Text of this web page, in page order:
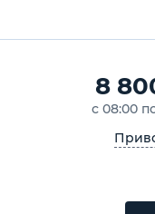
8
с 08:00